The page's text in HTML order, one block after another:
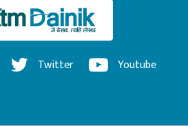
Twitter Youtube